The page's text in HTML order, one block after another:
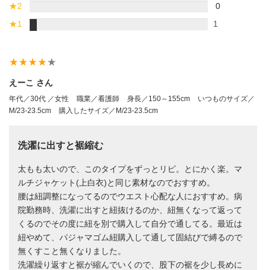
★2
0
★1 1
star_ratestar_ratestar_ratestar_ratestar_rate
えーこ さん
年代／30代 ／女性 職業／看護師 身長／150～155cm
いつものサイズ／
M/23-23.5cm
購入したサイズ／M/23-23.5cm
洗濯に出すと裾縮む
太もも太いので、このタイプをずっとリピ。とにかく楽。マ
ルチジャケット(上白衣)と同じ素材なのでおすすめ。
腰は紐調整になってるのでウエスト心配な人におすすめ。病
院勤務時、洗濯に出すと紐抜けるのか、紐無くなって返って
くるのでその度に紐を別で購入して自分で通してる。最近は
紐やめて、パジャマゴム紐購入して通して固結びで縛るので
無くすこと無くなりました。
洗濯繰り返すと裾が縮んでいくので、股下の裾を少し長めに